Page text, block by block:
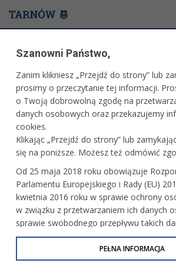
AKTUALNOŚCI
Pieszo przez Góry
Poćwicz w Parku
Tarnowscy wspinacze
w mistrzostwach i
Szanowni Państwo,
Zanim klikniesz „Przejdź do strony” lub
prosimy o przeczytanie tej informacji.
o Twoją dobrowolną zgodę na
danych osobowych oraz przekazujemy
cookies.
Klikając „Przejdź do strony” lub
się na poniższe. Możesz też odmówić
Od 25 maja 2018 roku obowiązuje
Parlamentu Europejskiego i Rady (EU)
kwietnia 2016 roku w sprawie ochrony
w związku z przetwarzaniem ich danych
sprawie swobodnego przepływu takich
uchylenia dyrektywy 95/46/WE (określane
lub Ogólne Rozporządzenie o Ochronie
PEŁNA INFORMACJA